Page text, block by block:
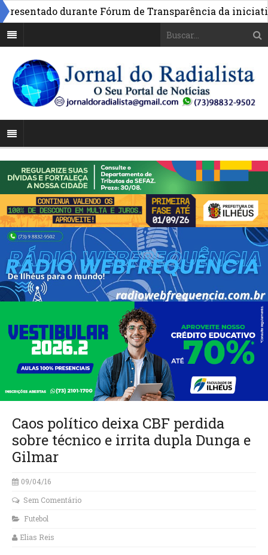
durante Fórum de Transparência da iniciativa
Caos político deixa CBF perdida
sobre técnico e irrita dupla Dunga e
Gilmar
09/04/16
Sem Comentário
Futebol
Elias Reis